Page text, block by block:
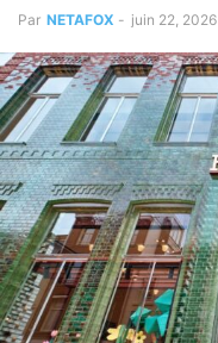
Par NETAFOX - juin 22, 2026